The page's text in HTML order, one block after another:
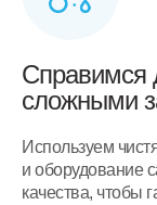
Справимся
сложными
Используем
и оборудование
качества, чтобы